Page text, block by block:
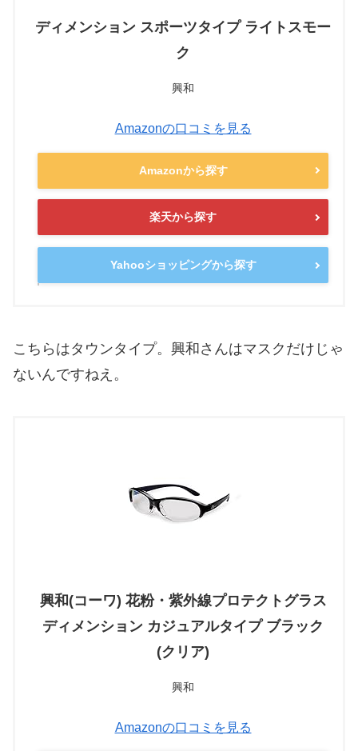
ディメンション スポーツタイプ ライトスモー
ク
興和
Amazonの口コミを見る
Amazonから探す
楽天から探す
Yahooショッピングから探す
こちらはタウンタイプ。興和さんはマスクだけじゃ
ないんですねえ。
興和(コーワ) 花粉・紫外線プロテクトグラス
ディメンション カジュアルタイプ ブラック
(クリア)
興和
Amazonの口コミを見る